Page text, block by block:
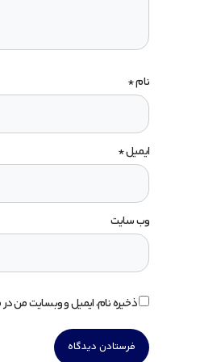
نام*
ایمیل*
وب‌ سایت
ذخیره نام، ایمیل و وبسایت من